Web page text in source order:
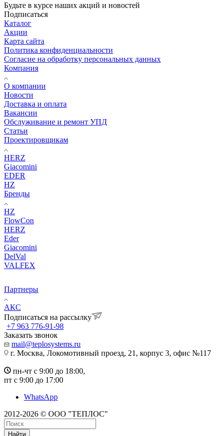
Будьте в курсе наших акций и новостей
Подписаться
Каталог
Акции
Карта сайта
Политика конфиденциальности
Согласие на обработку персональных данных
Компания
О компании
Новости
Доставка и оплата
Вакансии
Обслуживание и ремонт УПД
Статьи
Проектировщикам
HERZ
Giacomini
EDER
HZ
Бренды
HZ
FlowCon
HERZ
Eder
Giacomini
DelVal
VALFEX
Партнеры
АКС
Подписаться на рассылку
+7 963 776-91-98
Заказать звонок
mail@teplosystems.ru
г. Москва, Локомотивный проезд, 21, корпус 3, офис №117
пн-чт с 9:00 до 18:00,
пт с 9:00 до 17:00
WhatsApp
2012-2026 © ООО "ТЕПЛОС"
Найти